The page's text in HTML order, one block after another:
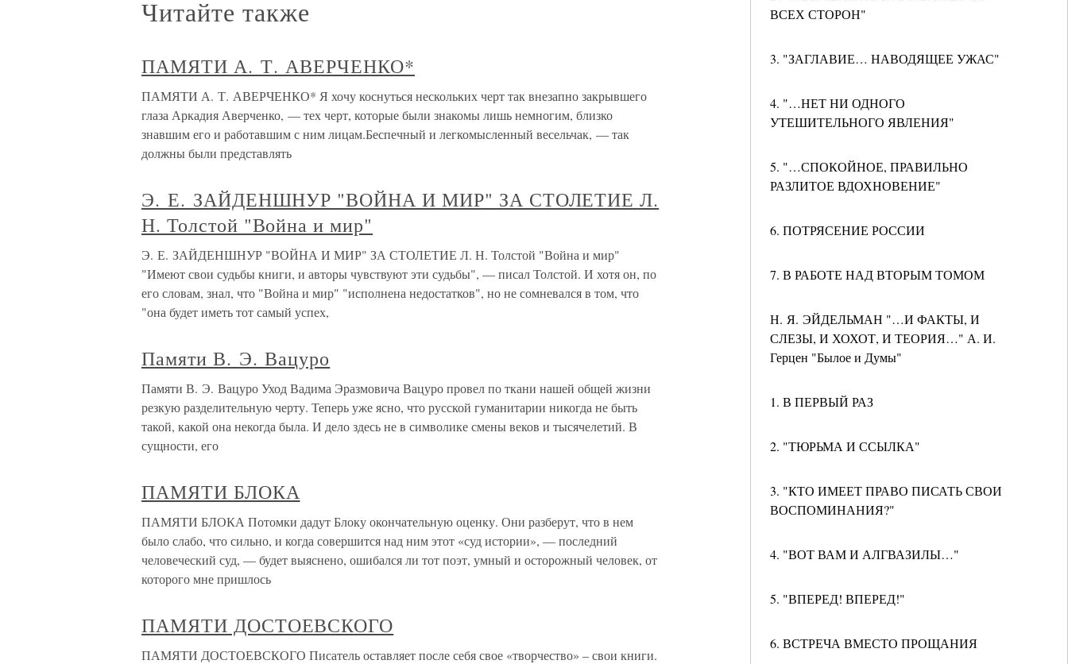
ВСЕХ СТОРОН"
3. "ЗАГЛАВИЕ… НАВОДЯЩЕЕ УЖАС"
4. "…НЕТ НИ ОДНОГО
УТЕШИТЕЛЬНОГО ЯВЛЕНИЯ"
5. "…СПОКОЙНОЕ, ПРАВИЛЬНО
РАЗЛИТОЕ ВДОХНОВЕНИЕ"
6. ПОТРЯСЕНИЕ РОССИИ
7. В РАБОТЕ НАД ВТОРЫМ ТОМОМ
Н. Я. ЭЙДЕЛЬМАН "…И ФАКТЫ, И
СЛЕЗЫ, И ХОХОТ, И ТЕОРИЯ…" А. И.
Герцен "Былое и Думы"
1. В ПЕРВЫЙ РАЗ
2. "ТЮРЬМА И ССЫЛКА"
3. "КТО ИМЕЕТ ПРАВО ПИСАТЬ СВОИ
ВОСПОМИНАНИЯ?"
4. "ВОТ ВАМ И АЛГВАЗИЛЫ…"
5. "ВПЕРЕД! ВПЕРЕД!"
6. ВСТРЕЧА ВМЕСТО ПРОЩАНИЯ
Читайте также
ПАМЯТИ А. Т. АВЕРЧЕНКО*
ПАМЯТИ А. Т. АВЕРЧЕНКО* Я хочу коснуться нескольких черт так внезапно закрывшего
глаза Аркадия Аверченко, — тех черт, которые были знакомы лишь немногим, близко
знавшим его и работавшим с ним лицам.Беспечный и легкомысленный весельчак, — так
должны были представлять
Э. Е. ЗАЙДЕНШНУР "ВОЙНА И МИР" ЗА СТОЛЕТИЕ Л.
Н. Толстой "Война и мир"
Э. Е. ЗАЙДЕНШНУР "ВОЙНА И МИР" ЗА СТОЛЕТИЕ Л. Н. Толстой "Война и мир"
"Имеют свои судьбы книги, и авторы чувствуют эти судьбы", — писал Толстой. И хотя он, по
его словам, знал, что "Война и мир" "исполнена недостатков", но не сомневался в том, что
"она будет иметь тот самый успех,
Памяти В. Э. Вацуро
Памяти В. Э. Вацуро Уход Вадима Эразмовича Вацуро провел по ткани нашей общей жизни
резкую разделительную черту. Теперь уже ясно, что русской гуманитарии никогда не быть
такой, какой она некогда была. И дело здесь не в символике смены веков и тысячелетий. В
сущности, его
ПАМЯТИ БЛОКА
ПАМЯТИ БЛОКА Потомки дадут Блоку окончательную оценку. Они разберут, что в нем
было слабо, что сильно, и когда совершится над ним этот «суд истории», — последний
человеческий суд, — будет выяснено, ошибался ли тот поэт, умный и осторожный человек, от
которого мне пришлось
ПАМЯТИ ДОСТОЕВСКОГО
ПАМЯТИ ДОСТОЕВСКОГО Писатель оставляет после себя свое «творчество» – свои книги.